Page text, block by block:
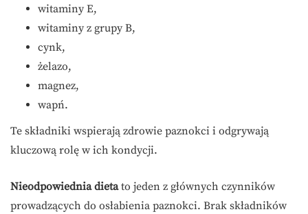
witaminy E,
witaminy z grupy B,
cynk,
żelazo,
magnez,
wapń.
Te składniki wspierają zdrowie paznokci i odgrywają
kluczową rolę w ich kondycji.
Nieodpowiednia dietato jeden z głównych czynników
prowadzących do osłabienia paznokci. Brak składników